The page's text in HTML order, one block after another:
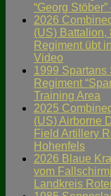
“Georg
2026
(US) Battalion,
Regiment übt
Video
1999 Spartans
Regiment
Training Area
2025
(US) Airborne
Field Artillery
Hohenfels
2026 Blaue
vom
Landkreis